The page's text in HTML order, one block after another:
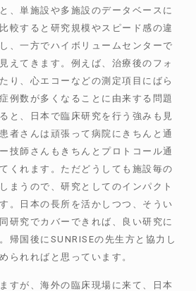
、単施設や多施設のデータベースに
較すると研究規模やスピード感の違
、一方でハイボリュームセンターで
えてきます。例えば、治療後のフォ
り、心エコーなどの測定項目にばら
例数が多くなることに由来する問題
と、日本で臨床研究を行う強みも見
者さんは頑張って病院にきちんと通
技師さんもきちんとプロトコール通
くれます。ただどうしても施設毎の
まうので、研究としてのインパクト
。日本の長所を活かしつつ、そうい
研究でカバーできれば、良い研究に
帰国後にSUNRISEの先生方と協力し
られればと思っています。
すが、海外の臨床現場に来て、日本